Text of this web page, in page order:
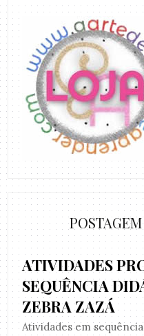
ATIVIDADES
SEQUÊNCIA
ZEBRA ZAZÁ
Atividades em